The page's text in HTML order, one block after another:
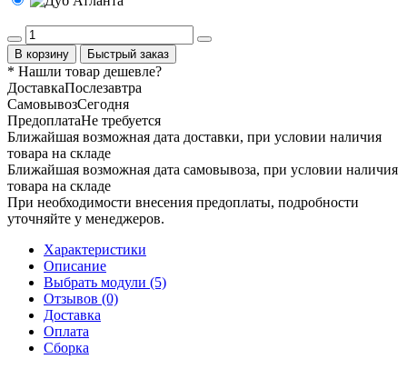
В корзину Быстрый заказ
* Нашли товар дешевле?
ДоставкаПослезавтра
СамовывозСегодня
ПредоплатаНе требуется
Ближайшая возможная дата доставки, при условии наличия
товара на складе
Ближайшая возможная дата самовывоза, при условии наличия
товара на складе
При необходимости внесения предоплаты, подробности
уточняйте у менеджеров.
Характеристики
Описание
Выбрать модули (5)
Отзывов (0)
Доставка
Оплата
Сборка